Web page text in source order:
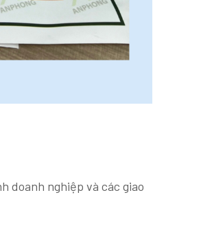
doanh nghiệp và các giao